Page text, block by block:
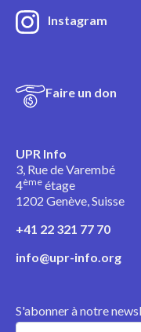
Instagram
Faire un don
UPR Info
3, Rue de Varembé
4ème étage
1202 Genève, Suisse
+41 22 321 77 70
info@upr-info.org
S'abonner à notre